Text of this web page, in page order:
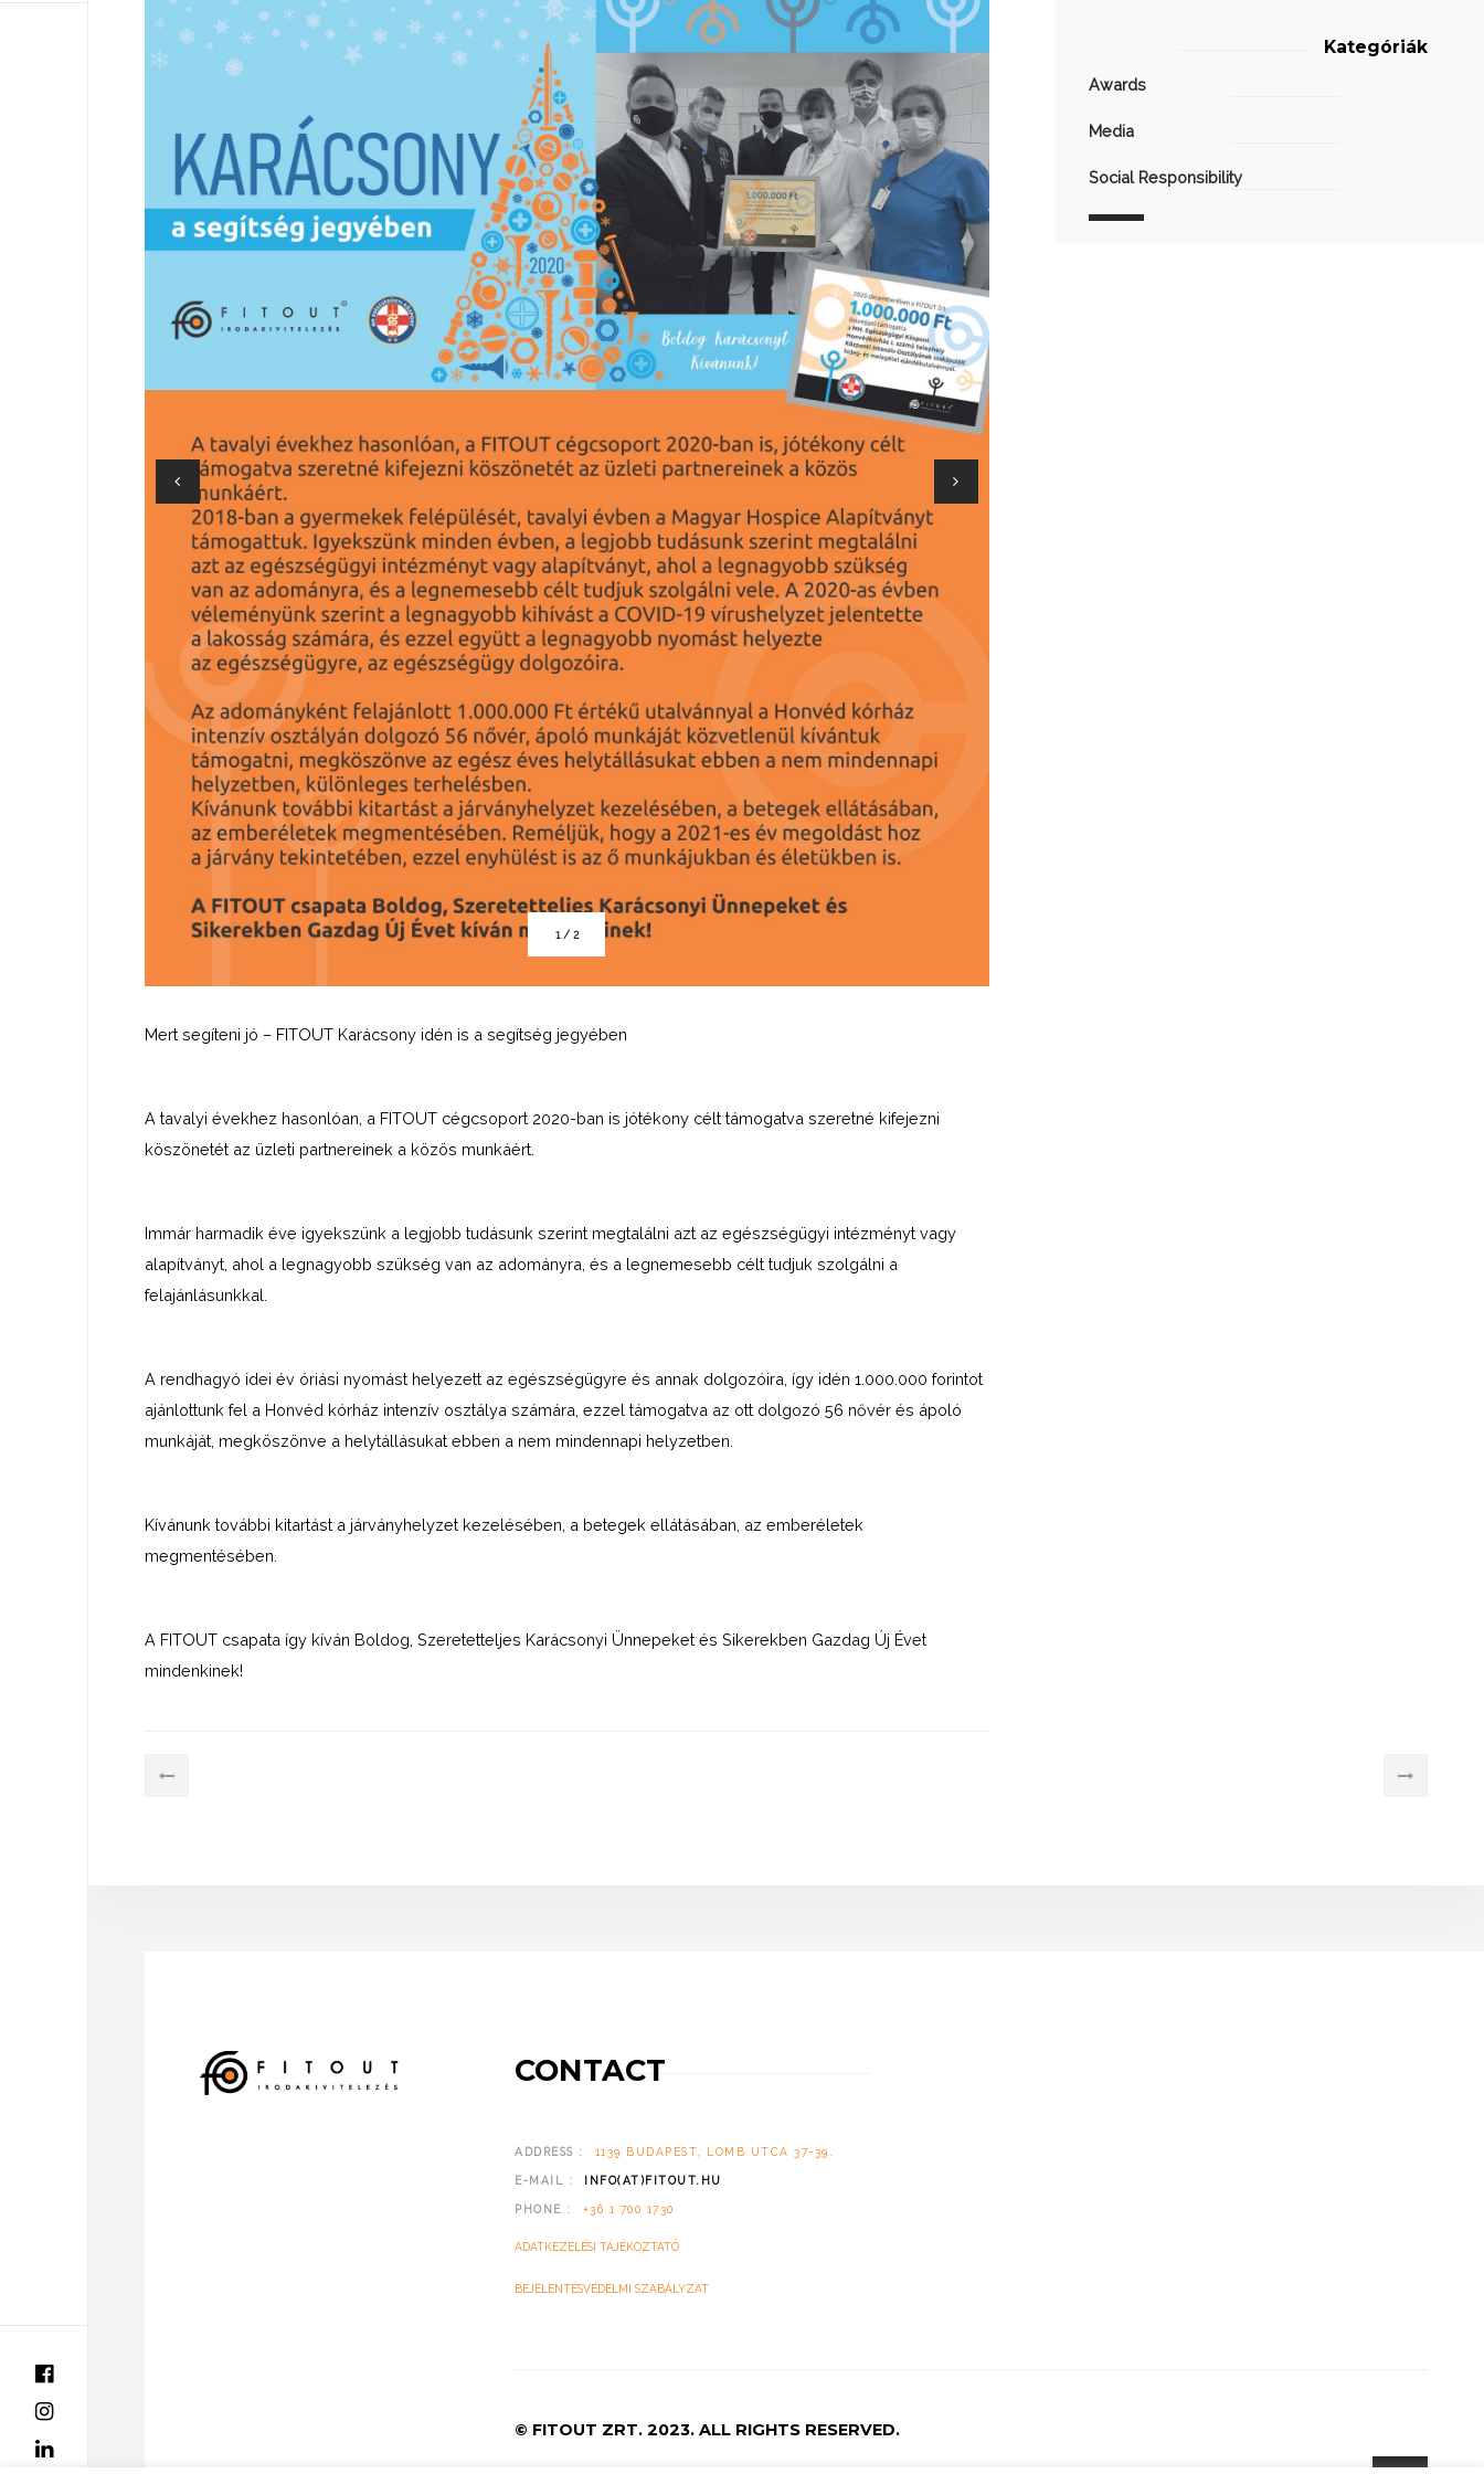
1/2
Mert segíteni jó – FITOUT Karácsony idén is a segítség jegyében
A tavalyi évekhez hasonlóan, a FITOUT cégcsoport 2020-ban is jótékony célt támogatva szeretné kifejezni
köszönetét az üzleti partnereinek a közös munkáért.
Immár harmadik éve igyekszünk a legjobb tudásunk szerint megtalálni azt az egészségügyi intézményt vagy
alapítványt, ahol a legnagyobb szükség van az adományra, és a legnemesebb célt tudjuk szolgálni a
felajánlásunkkal.
A rendhagyó idei év óriási nyomást helyezett az egészségügyre és annak dolgozóira, így idén 1.000.000 forintot
ajánlottunk fel a Honvéd kórház intenzív osztálya számára, ezzel támogatva az ott dolgozó 56 nővér és ápoló
munkáját, megköszönve a helytállásukat ebben a nem mindennapi helyzetben.
Kívánunk további kitartást a járványhelyzet kezelésében, a betegek ellátásában, az emberéletek
megmentésében.
A FITOUT csapata így kíván Boldog, Szeretetteljes Karácsonyi Ünnepeket és Sikerekben Gazdag Új Évet
mindenkinek!
Kategóriák
Awards
Media
Social Responsibility
CONTACT
ADDRESS : 1139 BUDAPEST, LOMB UTCA 37-39.
E-MAIL : INFO(AT)FITOUT.HU
PHONE : +36 1 700 1730
ADATKEZELÉSI TÁJÉKOZTATÓ
BEJELENTÉSVÉDELMI SZABÁLYZAT
© FITOUT ZRT. 2023. ALL RIGHTS RESERVED.